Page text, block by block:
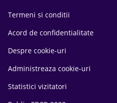
Termeni si conditii
Acord de confidentialitate
Despre cookie-uri
Administreaza cookie-uri
Statistici vizitatori